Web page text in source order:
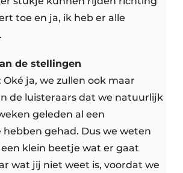
toe en ja, ik heb er alle
de stellingen
Oké ja, we zullen ook maar
de luisteraars dat we natuurlijk
geleden al een
gehad. Dus we weten
klein beetje wat er gaat
wat jij niet weet is, voordat we